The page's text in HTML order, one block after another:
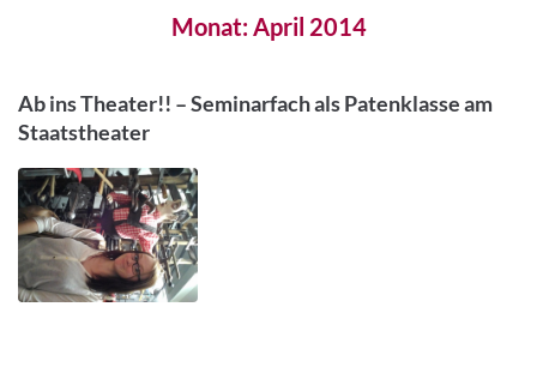
Monat:April 2014
Ab ins Theater!! – Seminarfach als Patenklasse am
Staatstheater